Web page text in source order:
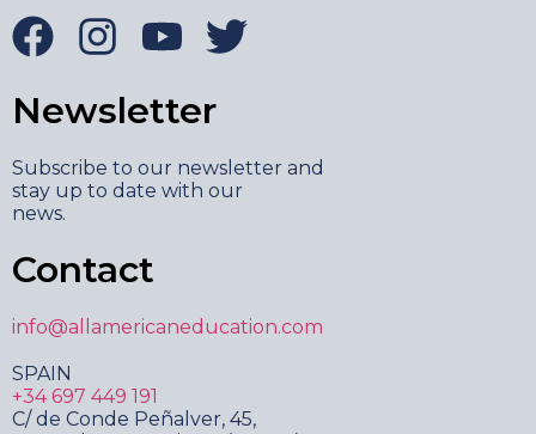
Newsletter
Subscribe to our newsletter and
stay up to date with our
news.
Contact
info@allamericaneducation.com
SPAIN
+34 697 449 191
C/ de Conde Peñalver, 45,